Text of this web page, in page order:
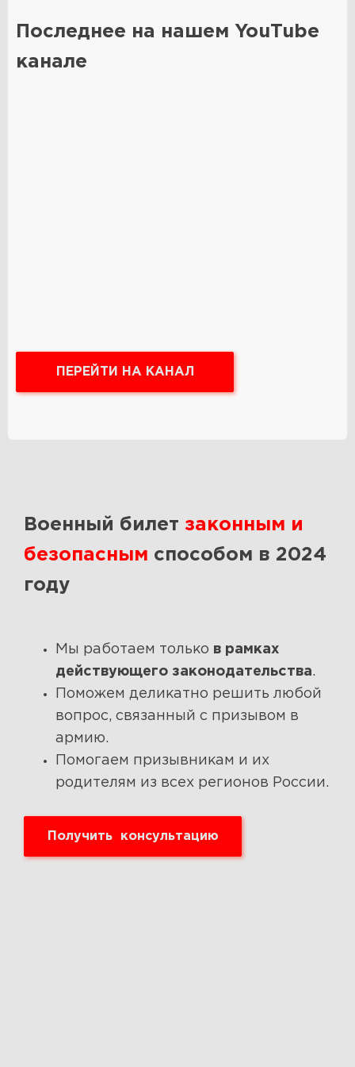
Последнее на нашем YouTube
канале
ПЕРЕЙТИ НА КАНАЛ
Военный билет законным и
безопасным способом в 2024
году
Мы работаем только в рамках
действующего законодательства.
Поможем деликатно решить любой
вопрос, связанный с призывом в
армию.
Помогаем призывникам и их
родителям из всех регионов России.
Получить консультацию